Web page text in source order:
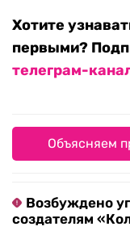
Хотите
первыми?
телеграм-
Объясняем
Возбуждено
создателям